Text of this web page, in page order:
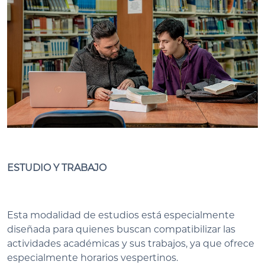
ESTUDIO Y TRABAJO
Esta modalidad de estudios está especialmente
diseñada para quienes buscan compatibilizar las
actividades académicas y sus trabajos, ya que ofrece
especialmente horarios vespertinos.